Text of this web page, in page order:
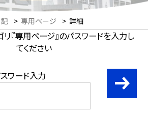
> 専用ページ > 詳細
『専用ページ』のパスワードを入力し
てください
ワード入力